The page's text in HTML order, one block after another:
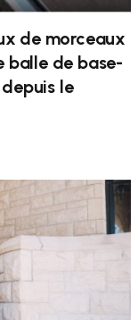
de morceaux
balle de base-
le